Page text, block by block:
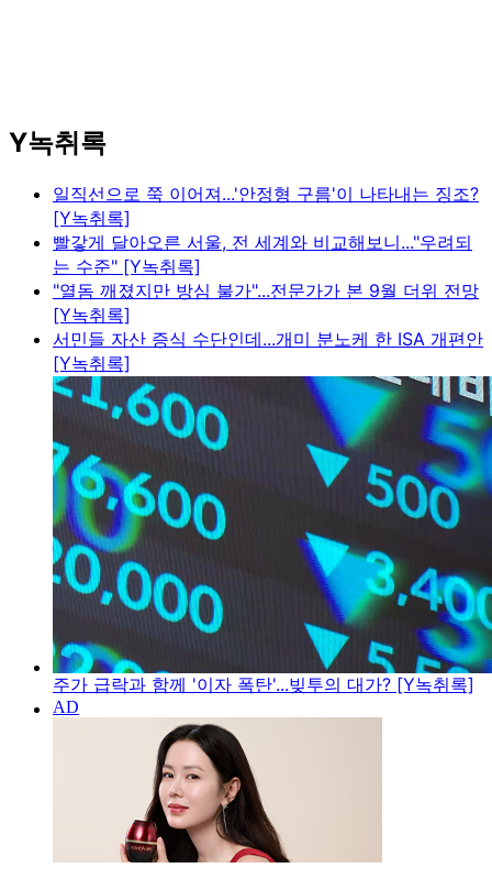
Y녹취록
일직선으로 쭉 이어져...'안정형 구름'이 나타내는 징조?
[Y녹취록]
빨갛게 달아오른 서울, 전 세계와 비교해보니..."우려되
는 수준" [Y녹취록]
"열돔 깨졌지만 방심 불가"...전문가가 본 9월 더위 전망
[Y녹취록]
서민들 자산 증식 수단인데...개미 분노케 한 ISA 개편안
[Y녹취록]
주가 급락과 함께 '이자 폭탄'...빚투의 대가? [Y녹취록]